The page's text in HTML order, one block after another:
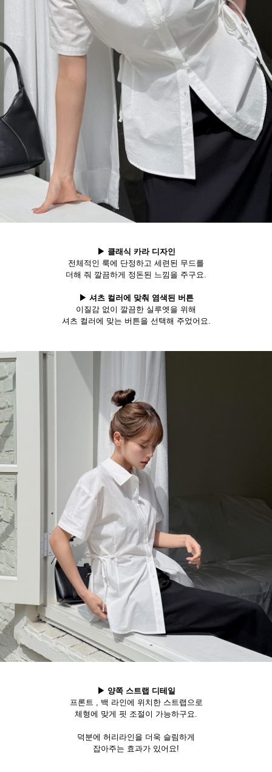
▶ 클래식 카라 디자인
전체적인 룩에 단정하고 세련된 무드를
더해 줘 깔끔하게 정돈된 느낌을 주구요.
▶ 셔츠 컬러에 맞춰 염색된 버튼
이질감 없이 깔끔한 실루엣을 위해
셔츠 컬러에 맞는 버튼을 선택해 주었어요.
▶ 양쪽 스트랩 디테일
프론트 , 백 라인에 위치한 스트랩으로
체형에 맞게 핏 조절이 가능하구요.
덕분에 허리라인을 더욱 슬림하게
잡아주는 효과가 있어요!